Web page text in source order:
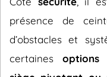
présence de
d’obstacles et
certaines options